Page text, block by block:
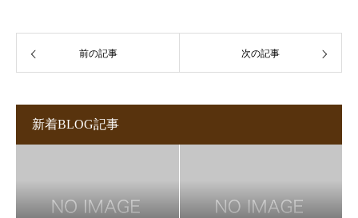
前の記事 次の記事
新着BLOG記事